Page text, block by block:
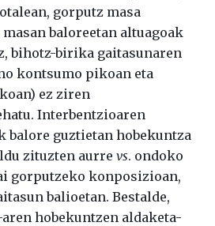
gorputz masa
baloreetan altuagoak
bihotz-birika gaitasunaren
kontsumo pikoan eta
ez ziren
Interbentzioaren
balore guztietan hobekuntza
zituzten aurre vs. ondoko
gorputzeko konposizioan,
balioetan. Bestalde,
aren hobekuntzen aldaketa-